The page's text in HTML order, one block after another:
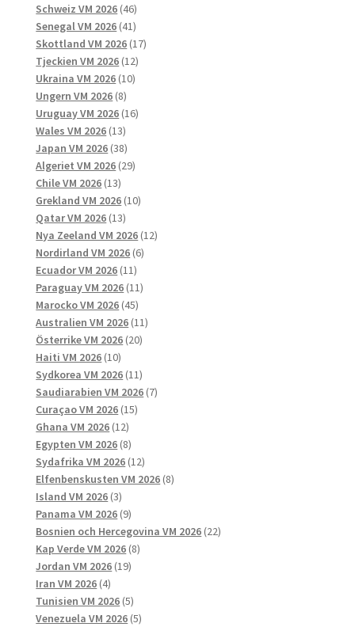
produkter
Schweiz VM 2026 4646
produkter
Senegal VM 2026 4141
produkter
Skottland VM 2026 1717
Tjeckien VM 2026 1212
Ukraina VM 2026 1010
Ungern VM 2026 88
produkter
Uruguay VM 2026 1616
Wales VM 2026 1313
produkter
Japan VM 2026 3838
produkter
Algeriet VM 2026 2929
Chile VM 2026 1313
produkter
Grekland VM 2026 1010
Qatar VM 2026 1313
produkter
Nya Zeeland VM 2026 1212
Nordirland VM 2026 66
Ecuador VM 2026 1111
produkter
Paraguay VM 2026 1111
Marocko VM 2026 4545
produkter
Australien VM 2026 1111
Österrike VM 2026 2020
Haiti VM 2026 1010
produkter
Sydkorea VM 2026 1111
produkter
Saudiarabien VM 2026 77
Curaçao VM 2026 1515
Ghana VM 2026 1212
produkter
Egypten VM 2026 88
produkter
Sydafrika VM 2026 1212
produkter
Elfenbenskusten VM 2026 88
Island VM 2026 33
produkter
Panama VM 2026 99
produkter
Bosnien och Hercegovina VM 2026 2222
Kap Verde VM 2026 88
Jordan VM 2026 1919
Iran VM 2026 44
produkter
Tunisien VM 2026 55
produkter
Venezuela VM 2026 55